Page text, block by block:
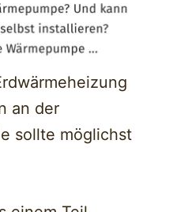
an der
sollte möglichst